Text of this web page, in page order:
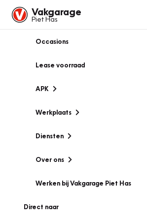
Vakgarage
Piet Has
Occasions
Lease voorraad
APK
Werkplaats
Diensten
Over ons
Werken bij Vakgarage Piet Has
Direct naar